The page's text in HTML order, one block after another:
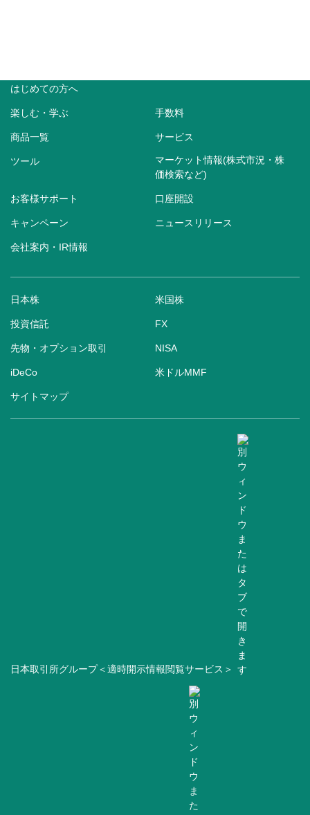
はじめての方へ
楽しむ・学ぶ 手数料
商品一覧 サービス
ツール
マーケット情報(株式市況・株
価検索など)
お客様サポート 口座開設
キャンペーン ニュースリリース
会社案内・IR情報
日本株 米国株
投資信託 FX
先物・オプション取引 NISA
iDeCo 米ドルMMF
サイトマップ
日本取引所グループ＜適時開示情報閲覧サービス＞